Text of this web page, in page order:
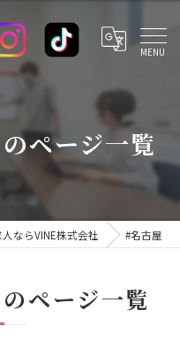
ページ一覧
ならVINE株式会社 #名古屋
ページ一覧